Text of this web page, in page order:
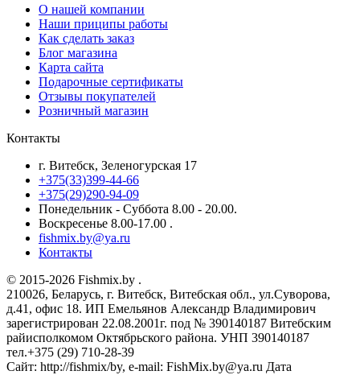
О нашей компании
Наши приципы работы
Как сделать заказ
Блог магазина
Карта сайта
Подарочные сертификаты
Отзывы покупателей
Розничный магазин
Контакты
г. Витебск, Зеленогурская 17
+375(33)399-44-66
+375(29)290-94-09
Понедельник - Суббота 8.00 - 20.00.
Воскресенье 8.00-17.00 .
fishmix.by@ya.ru
Контакты
© 2015-2026 Fishmix.by .
210026, Беларусь, г. Витебск, Витебская обл., ул.Суворова,
д.41, офис 18. ИП Емельянов Александр Владимирович
зарегистрирован 22.08.2001г. под № 390140187 Витебским
райисполкомом Октябрьского района. УНП 390140187
тел.+375 (29) 710-28-39
Сайт: http://fishmix/by, e-mail: FishMix.by@ya.ru Дата